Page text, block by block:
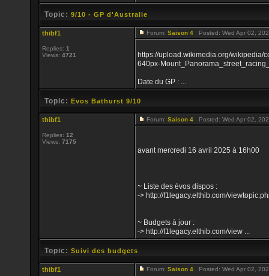
Topic: 9/10 - GP d'Australie
thibf1
Replies: 1
Views: 4721
Forum: Saison 4 Posted: Wed Apr 02,
https://upload.wikimedia.org/wikipedia/
640px-
Date du GP : ...
Topic: Evos Bathurst 9/10
thibf1
Replies: 12
Views: 7175
Forum: Saison 4 Posted: Wed Apr 02,
avant mercredi 16 avril 2025 à 16h00
~ Liste des évos dispos :
-> http://f1legacy.elthib.com/
~ Budgets à jour :
-> http://f1legacy.elthib.com/view ...
Topic: Suivi des budgets
thibf1 Forum: Saison 4 Posted: Wed Apr 02,